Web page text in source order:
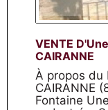
VENTE
CAIRANNE
À propos du
CAIRANNE
Fontaine